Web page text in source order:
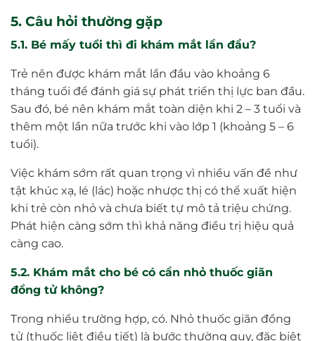
5. Câu hỏi thường gặp
5.1. Bé mấy tuổi thì đi khám mắt lần đầu?
Trẻ nên được khám mắt lần đầu vào khoảng 6
tháng tuổi để đánh giá sự phát triển thị lực ban đầu.
Sau đó, bé nên khám mắt toàn diện khi 2 – 3 tuổi và
thêm một lần nữa trước khi vào lớp 1 (khoảng 5 – 6
tuổi).
Việc khám sớm rất quan trọng vì nhiều vấn đề như
tật khúc xạ, lé (lác) hoặc nhược thị có thể xuất hiện
khi trẻ còn nhỏ và chưa biết tự mô tả triệu chứng.
Phát hiện càng sớm thì khả năng điều trị hiệu quả
càng cao.
5.2. Khám mắt cho bé có cần nhỏ thuốc giãn
đồng tử không?
Trong nhiều trường hợp, có. Nhỏ thuốc giãn đồng
tử (thuốc liệt điều tiết) là bước thường quy, đặc biệt